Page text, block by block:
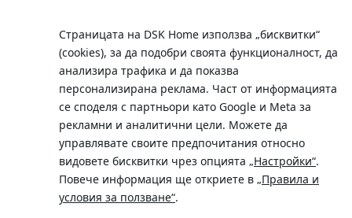
Страницата на DSK Home използва „бисквитки“
(cookies), за да подобри своята функционалност, да
анализира трафика и да показва
персонализирана реклама. Част от информацията
се споделя с партньори като Google и Meta за
рекламни и аналитични цели. Можете да
управлявате своите предпочитания относно
видовете бисквитки чрез опцията „Настройки“.
Повече информация ще откриете в „Правила и
условия за ползване“.
Телефон:
0700 10 375 / *2375
Московска No.19 / ул. Г. Бенковски No. 5, София 1036
SWIFT/BIC: